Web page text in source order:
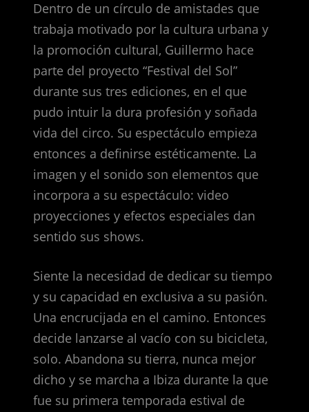
Dentro de un círculo de amistades que
trabaja motivado por la cultura urbana y
la promoción cultural, Guillermo hace
parte del proyecto “Festival del Sol”
durante sus tres ediciones, en el que
pudo intuir la dura profesión y soñada
vida del circo. Su espectáculo empieza
entonces a definirse estéticamente. La
imagen y el sonido son elementos que
incorpora a su espectáculo: video
proyecciones y efectos especiales dan
sentido sus shows.
Siente la necesidad de dedicar su tiempo
y su capacidad en exclusiva a su pasión.
Una encrucijada en el camino. Entonces
decide lanzarse al vacío con su bicicleta,
solo. Abandona su tierra, nunca mejor
dicho y se marcha a Ibiza durante la que
fue su primera temporada estival de